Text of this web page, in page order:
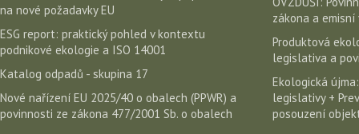
na nové požadavky EU
ESG report: praktický pohled v kontextu
podnikové ekologie a ISO 14001
Katalog odpadů - skupina 17
Nové nařízení EU 2025/40 o obalech (PPWR) a
povinnosti ze zákona 477/2001 Sb. o obalech
zákona a emisní
Produktová
legislativa a
Ekologická
legislativy +
posouzení